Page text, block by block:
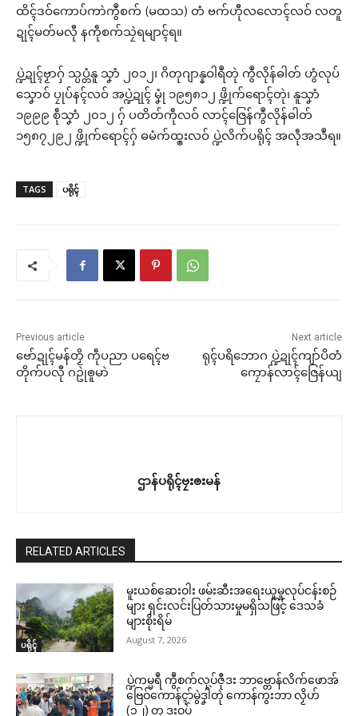
ထိၚ်ဒဝ်ကောပ်ကာဲကွဳစက် (မထသ) တံ ဗက်ဟီုလလောၚ်လဝ် လတူ
ဍုၚ်မတ်မလီု နကဵုစက်သၠဲရမျာၚ်ရ။
ပ္ဍဲဍုၚ်ဗၟာဂှ် သ္ပပ္တံနူ သၞာံ ၂၀၁၂၊ ဂိတုဂျာန္နဝါရဳတုဲ ကွဳလိုန်ဓါတ် ဟွံလုပ်
သၞောဝ် ပၠုပ်နၚ်လဝ် အပ္ဍဲဍုၚ် မၞုံ ၁၉၅၈၁၂ ဖ္ဍိုက်ရောၚ်တုဲ၊ နူသၞာံ
၁၉၉၉ စဵုသၞာံ ၂၀၁၂ ဂှ် ပတိတ်ကဵုလဝ် လာၚ်ဇြေန်ကွဳလိုန်ဓါတ်
၁၅၈၇၂၉၂ ဖ္ဍိုက်ရောၚ်ဂှ် ဓမံက်ထ္ၜးလဝ် ပ္ဍဲလိက်ပရိုၚ် အလဵုအသဳရ။
TAGS ပရိုၚ်
Previous article
ဗော်ဍုၚ်မန်တၟိ ကဵုပညာ ပရေၚ်ဗ
တိုက်ပလီု ဂဥုဲၜူမာဲ
Next article
ရုၚ်ပရိဘောဂ ပ္ဍဲဍုၚ်ကျာ်ပိတံ
ကၠောန်လာၚ်ဇြေန်ယျ
ဌာန်ပရိုၚ်ဗၠးၜးမန်
RELATED ARTICLES
ပရိုၚ်
မူးယစ်ဆေးဝါး ဖမ်းဆီးအရေးယူမှုလုပ်ငန်းစဉ်
များ ရှင်းလင်းပြတ်သားမှုမရှိသဖြင့် ဒေသခံ
များစိုးရိမ်
August 7, 2026
ပ္ဍဲကမ္မရဳ ကွဳစက်လုပ်ဇီုဒး ဘာဗ္တောန်လိက်ဖောအ်
ဗြေဝ်ကောန်ၚာ်မွဲဒၞါဲတုဲ ကောန်ကွးဘာ လၟိဟ်
(၁၂) တၠ ဒးဝပ်